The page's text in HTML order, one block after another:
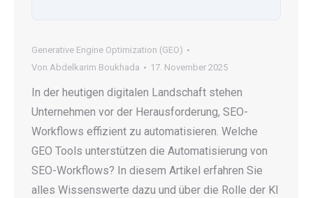
Generative Engine Optimization (GEO)
Von Abdelkarim Boukhada 17. November 2025
In der heutigen digitalen Landschaft stehen
Unternehmen vor der Herausforderung, SEO-
Workflows effizient zu automatisieren. Welche
GEO Tools unterstützen die Automatisierung von
SEO-Workflows? In diesem Artikel erfahren Sie
alles Wissenswerte dazu und über die Rolle der KI